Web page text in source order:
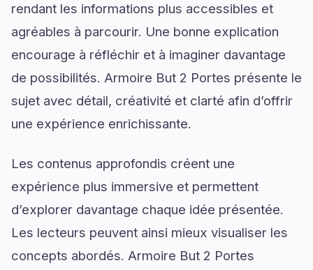
rendant les informations plus accessibles et
agréables à parcourir. Une bonne explication
encourage à réfléchir et à imaginer davantage
de possibilités. Armoire But 2 Portes présente le
sujet avec détail, créativité et clarté afin d’offrir
une expérience enrichissante.
Les contenus approfondis créent une
expérience plus immersive et permettent
d’explorer davantage chaque idée présentée.
Les lecteurs peuvent ainsi mieux visualiser les
concepts abordés. Armoire But 2 Portes